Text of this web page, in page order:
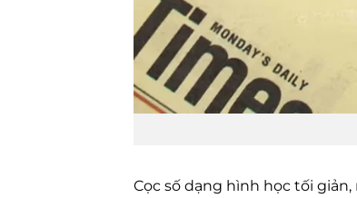
Cọc số dạng hình học tối